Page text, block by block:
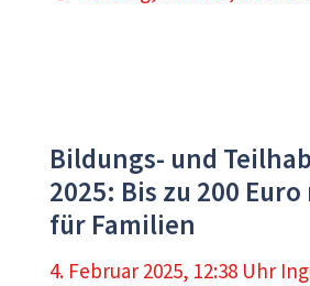
Bildungs- und
2025: Bis zu 200
für Familien
4. Februar 2025, 12:38 Uhr